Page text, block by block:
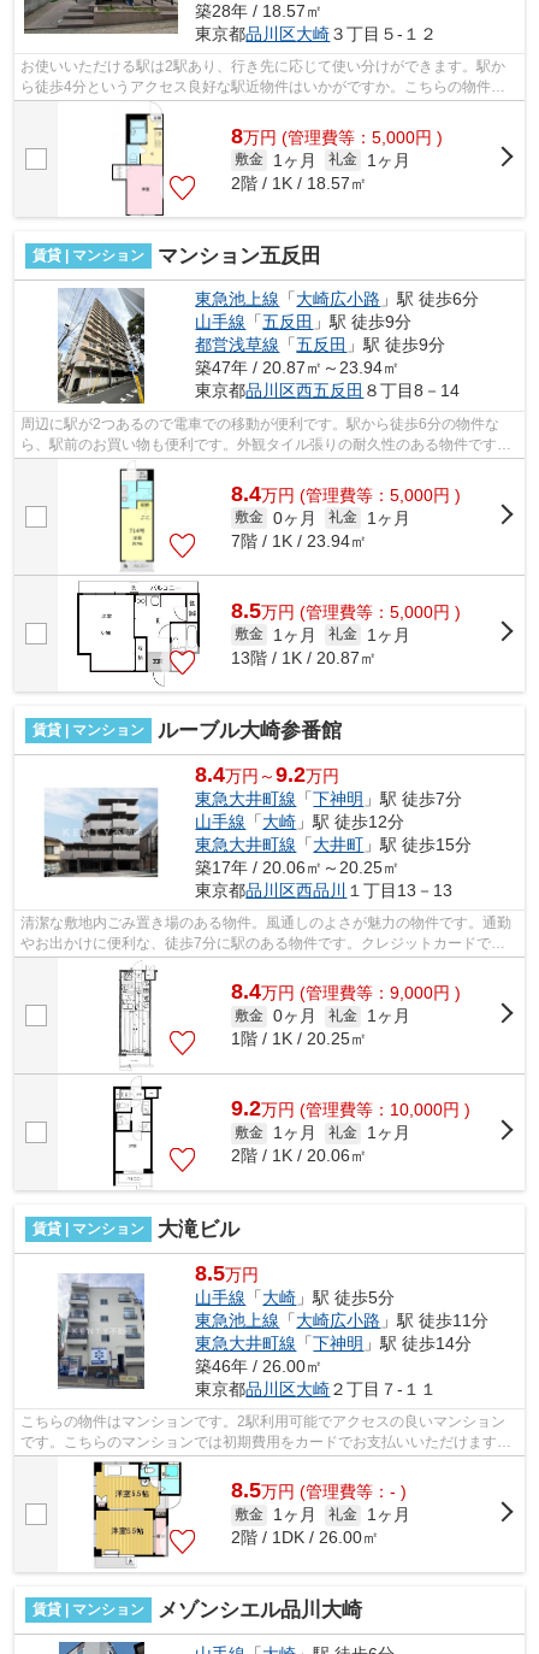
築28年 / 18.57㎡
東京都品川区大崎３丁目５-１２
お使いいただける駅は2駅あり、行き先に応じて使い分けができます。駅か
ら徒歩4分というアクセス良好な駅近物件はいかがですか。こちらの物件は
アパートです。風通しが良く、湿気やカ...
8万円 (管理費等：5,000円 )
敷金 1ヶ月 礼金
1ヶ月
2階 / 1K / 18.57㎡
賃貸 | マンション マンション五反田
東急池上線 「大崎広小路 」駅 徒歩6分
山手線 「五反田 」駅 徒歩9分
都営浅草線 「五反田 」駅 徒歩9分
築47年 / 20.87㎡～23.94㎡
東京都品川区西五反田 ８丁目8－14
周辺に駅が2つあるので電車での移動が便利です。駅から徒歩6分の物件な
ら、駅前のお買い物も便利です。外観タイル張りの耐久性のある物件です。
風通しの良い物件は利便性が高く好条件...
8.4万円 (管理費等：5,000円 )
敷金 0ヶ月 礼金
1ヶ月
7階 / 1K / 23.94㎡
8.5万円 (管理費等：5,000円 )
敷金 1ヶ月 礼金
1ヶ月
13階 / 1K / 20.87㎡
賃貸 | マンション ルーブル大崎参番館
8.4万円～9.2万円
東急大井町線 「下神明 」駅 徒歩7分
山手線 「大崎 」駅 徒歩12分
東急大井町線 「大井町 」駅 徒歩15分
築17年 / 20.06㎡～20.25㎡
東京都品川区西品川 １丁目13－13
清潔な敷地内ごみ置き場のある物件。風通しのよさが魅力の物件です。通勤
やお出かけに便利な、徒歩7分に駅のある物件です。クレジットカードで初
期費用をお支払いいただける物件です。...
8.4万円 (管理費等：9,000円 )
敷金 0ヶ月 礼金
1ヶ月
1階 / 1K / 20.25㎡
9.2万円 (管理費等：10,000円 )
敷金 1ヶ月 礼金
1ヶ月
2階 / 1K / 20.06㎡
賃貸 | マンション 大滝ビル
8.5万円
山手線 「大崎 」駅 徒歩5分
東急池上線 「大崎広小路 」駅 徒歩11分
東急大井町線 「下神明 」駅 徒歩14分
築46年 / 26.00㎡
東京都品川区大崎２丁目７-１１
こちらの物件はマンションです。2駅利用可能でアクセスの良いマンション
です。こちらのマンションでは初期費用をカードでお支払いいただけます。
陽当たりが良いので洗濯物も乾きやすい...
8.5万円 (管理費等：- )
敷金 1ヶ月 礼金
1ヶ月
2階 / 1DK / 26.00㎡
賃貸 | マンション メゾンシエル品川大崎